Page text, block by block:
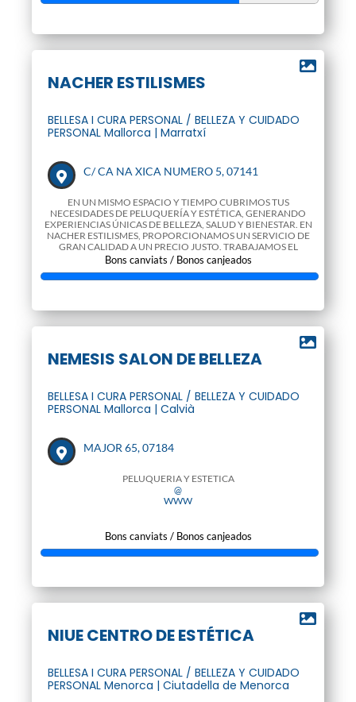
NACHER ESTILISMES
BELLESA I CURA PERSONAL / BELLEZA Y CUIDADO
PERSONAL Mallorca | Marratxí
C/ CA NA XICA NUMERO 5, 07141
EN UN MISMO ESPACIO Y TIEMPO CUBRIMOS TUS
NECESIDADES DE PELUQUERÍA Y ESTÉTICA, GENERANDO
EXPERIENCIAS ÚNICAS DE BELLEZA, SALUD Y BIENESTAR. EN
NACHER ESTILISMES, PROPORCIONAMOS UN SERVICIO DE
GRAN CALIDAD A UN PRECIO JUSTO. TRABAJAMOS EL
ASESORAMIENTO
WWW
Bons canviats / Bonos canjeados
NEMESIS SALON DE BELLEZA
BELLESA I CURA PERSONAL / BELLEZA Y CUIDADO
PERSONAL Mallorca | Calvià
MAJOR 65, 07184
PELUQUERIA Y ESTETICA
@
WWW
Bons canviats / Bonos canjeados
NIUE CENTRO DE ESTÉTICA
BELLESA I CURA PERSONAL / BELLEZA Y CUIDADO
PERSONAL Menorca | Ciutadella de Menorca